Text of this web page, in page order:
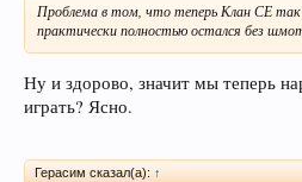
Проблема в том, что теперь Клан СЕ
практически полностью остался без
Ну и здорово, значит мы теперь
играть? Ясно.
Герасим сказал(а): ↑